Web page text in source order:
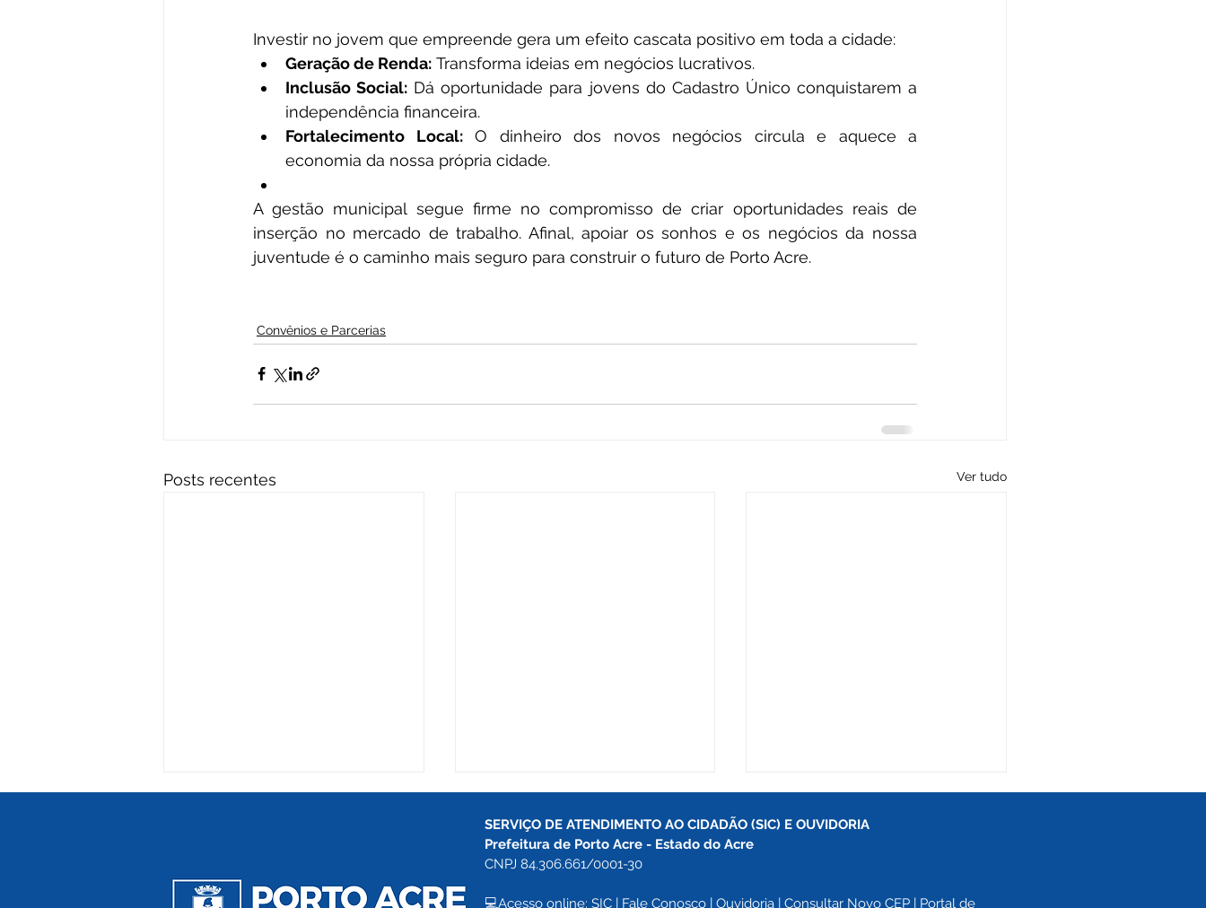
Investir no jovem que empreende gera um efeito cascata positivo em toda a cidade:
Geração de Renda: Transforma ideias em negócios lucrativos.
Inclusão Social: Dá oportunidade para jovens do Cadastro Único conquistarem a
independência financeira.
Fortalecimento Local: O dinheiro dos novos negócios circula e aquece a
economia da nossa própria cidade.
A gestão municipal segue firme no compromisso de criar oportunidades reais de
inserção no mercado de trabalho. Afinal, apoiar os sonhos e os negócios da nossa
juventude é o caminho mais seguro para construir o futuro de Porto Acre.
Convênios e Parcerias
Posts recentes Ver tudo
SERVIÇO DE ATENDIMENTO AO CIDADÃO (SIC) E OUVIDORIA
Prefeitura de Porto Acre - Estado do Acre
CNPJ 84.306.661/0001-30
💻Acesso online: SIC | Fale Conosco | Ouvidoria | Consultar Novo CEP | Portal de